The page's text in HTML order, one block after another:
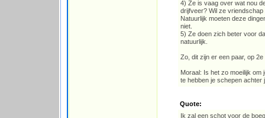
4) Ze is vaag over wat nou
drijfveer? Wil ze
Natuurlijk moeten deze
niet.
5) Ze doen zich beter voor
natuurlijk.
Zo, dit zijn er een paar, op
Moraal: Is het zo moeilijk om
te hebben je schepen achter
Quote:
Ik zal een schot voor de